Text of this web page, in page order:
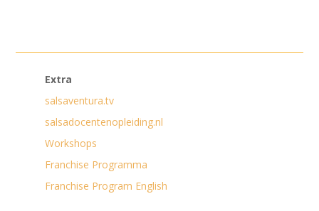
Extra
salsaventura.tv
salsadocentenopleiding.nl
Workshops
Franchise Programma
Franchise Program English